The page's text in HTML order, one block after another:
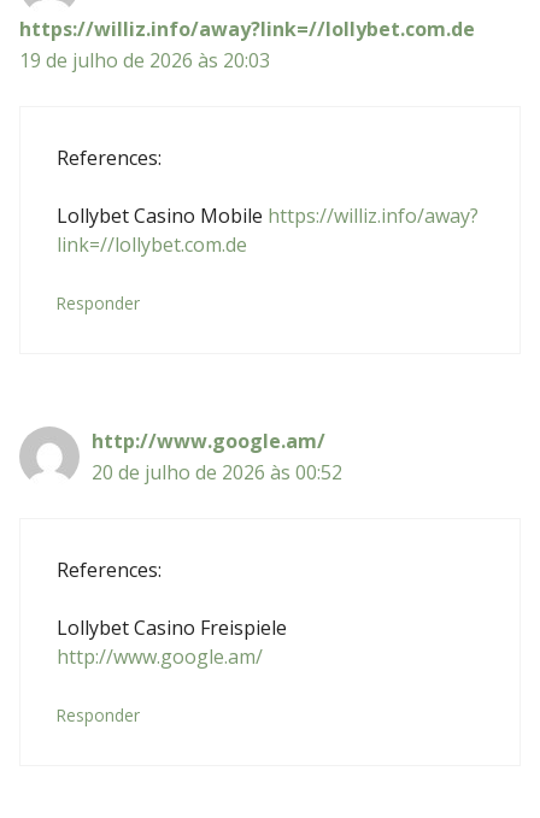
https://williz.info/away?link=//lollybet.com.de
19 de julho de 2026 às 20:03
References:
Lollybet Casino Mobile https://williz.info/away?
link=//lollybet.com.de
Responder
http://www.google.am/
20 de julho de 2026 às 00:52
References:
Lollybet Casino Freispiele
http://www.google.am/
Responder